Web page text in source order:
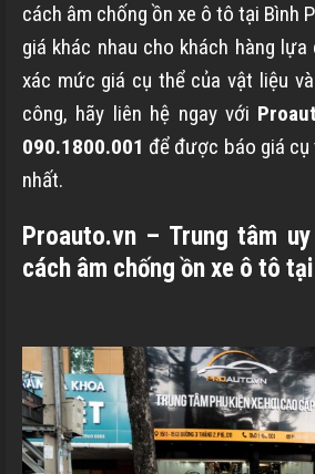
cách âm chống ồn xe ô tô tại Bình
giá khác nhau cho khách hàng
xác mức giá cụ thể của vật liệu
công, hãy liên hệ ngay với
090.1800.001 để được báo giá cụ
nhất.
Proauto.vn – Trung tâm
cách âm chống ồn xe ô tô